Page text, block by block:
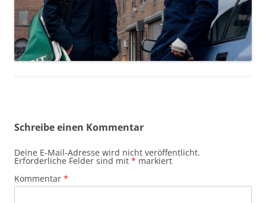
Schreibe einen Kommentar
Deine E-Mail-Adresse wird nicht veröffentlicht.
Erforderliche Felder sind mit * markiert
Kommentar *